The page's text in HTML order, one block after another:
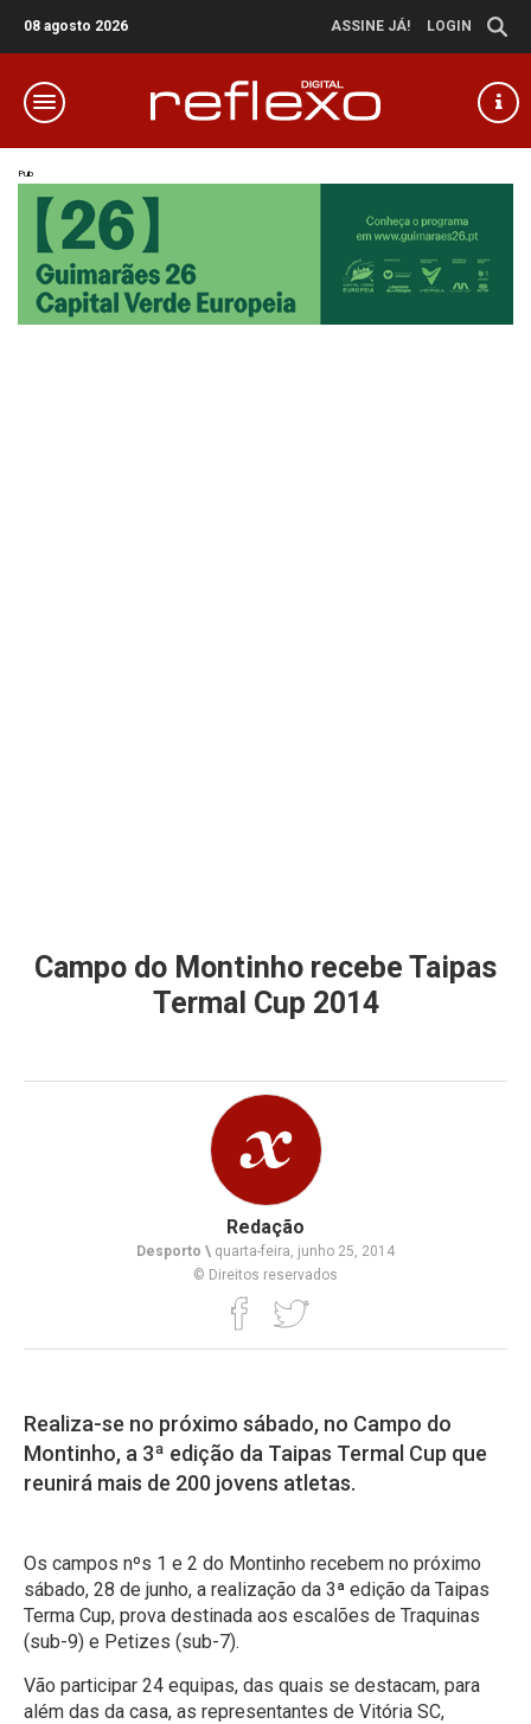
08 agosto 2026 ASSINE JÁ! LOGIN
Pub
Campo do Montinho recebe Taipas
Termal Cup 2014
Redação
Desporto \ quarta-feira, junho 25, 2014
© Direitos reservados
Realiza-se no próximo sábado, no Campo do
Montinho, a 3ª edição da Taipas Termal Cup que
reunirá mais de 200 jovens atletas.
Os campos nºs 1 e 2 do Montinho recebem no próximo
sábado, 28 de junho, a realização da 3ª edição da Taipas
Terma Cup, prova destinada aos escalões de Traquinas
(sub-9) e Petizes (sub-7).
Vão participar 24 equipas, das quais se destacam, para
além das da casa, as representantes de Vitória SC,